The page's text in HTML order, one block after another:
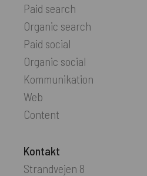
Kontakt
Strandvejen 8
Paid search
Organic search
Paid social
Organic social
Kommunikation
Web
Content